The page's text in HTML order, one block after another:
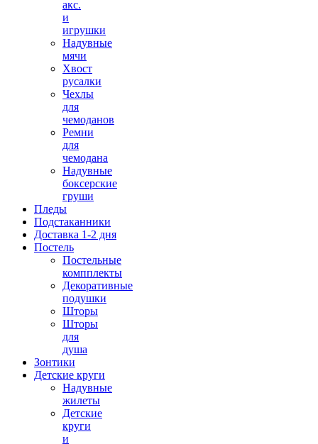
акс.
и
игрушки
Надувные
мячи
Хвост
русалки
Чехлы
для
чемоданов
Ремни
для
чемодана
Надувные
боксерские
груши
Пледы
Подстаканники
Доставка 1-2 дня
Постель
Постельные
компплекты
Декоративные
подушки
Шторы
Шторы
для
душа
Зонтики
Детские круги
Надувные
жилеты
Детские
круги
и